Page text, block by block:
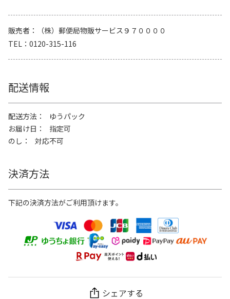
販売者
（株）郵便局物販サービス９７００００
TEL
0120-315-116
配送情報
配送方法
ゆうパック
お届け日
指定可
のし
対応不可
決済方法
下記の決済方法がご利用頂けます。
シェアする